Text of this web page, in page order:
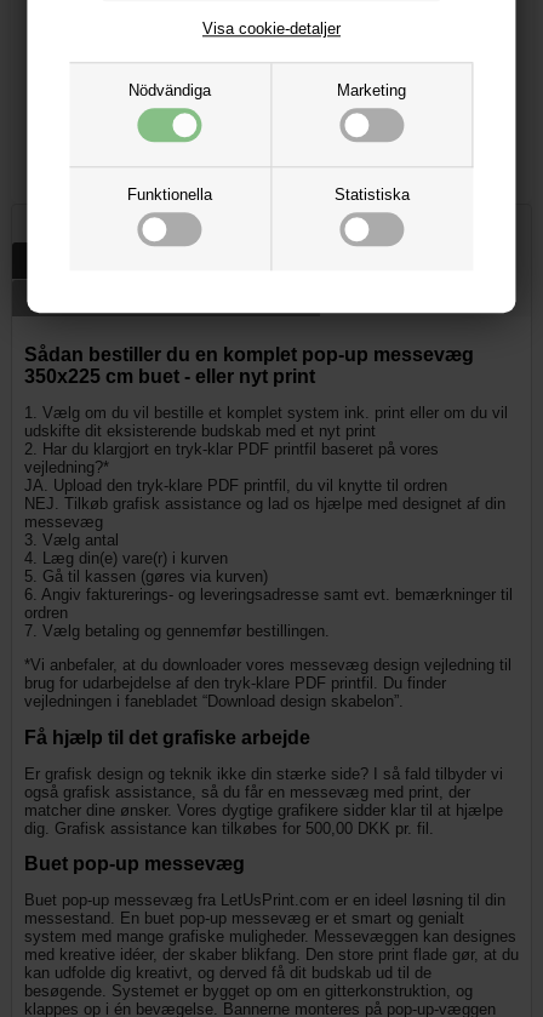
Nödvändiga Marketing
Funktionella Statistiska
Visa cookie-detaljer
Kuglepen m/u logo - NASH
Sådan bestiller du en komplet pop-up messevæg
350x225 cm buet - eller nyt print
1. Vælg om du vil bestille et komplet system ink. print eller om du vil
udskifte dit eksisterende budskab med et nyt print
2. Har du klargjort en tryk-klar PDF printfil baseret på vores
vejledning?*
JA. Upload den tryk-klare PDF printfil, du vil knytte til ordren
NEJ. Tilkøb grafisk assistance og lad os hjælpe med designet af din
messevæg
3. Vælg antal
4. Læg din(e) vare(r) i kurven
5. Gå til kassen (gøres via kurven)
6. Angiv fakturerings- og leveringsadresse samt evt. bemærkninger til
ordren
7. Vælg betaling og gennemfør bestillingen.
*Vi anbefaler, at du downloader vores messevæg design vejledning til
brug for udarbejdelse af den tryk-klare PDF printfil. Du finder
vejledningen i fanebladet “Download design skabelon”.
Få hjælp til det grafiske arbejde
Er grafisk design og teknik ikke din stærke side? I så fald tilbyder vi
også grafisk assistance, så du får en messevæg med print, der
matcher dine ønsker. Vores dygtige grafikere sidder klar til at hjælpe
dig. Grafisk assistance kan tilkøbes for 500,00 DKK pr. fil.
Buet pop-up messevæg
Buet pop-up messevæg fra LetUsPrint.com er en ideel løsning til din
messestand. En buet pop-up messevæg er et smart og genialt
system med mange grafiske muligheder. Messevæggen kan designes
med kreative idéer, der skaber blikfang. Den store print flade gør, at du
kan udfolde dig kreativt, og derved få dit budskab ud til de
besøgende. Systemet er bygget op om en gitterkonstruktion, og
klappes op i én bevægelse. Bannerne monteres på pop-up-væggen